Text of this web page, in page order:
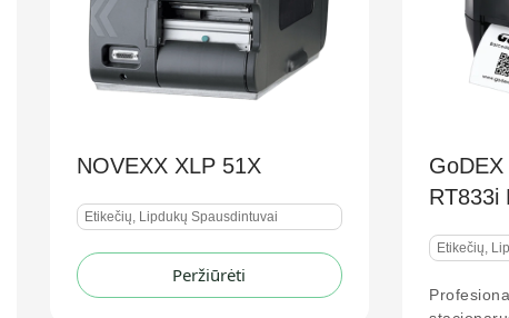
GoDEX RT823i Pro /
Profesionalios serijos 4 colių